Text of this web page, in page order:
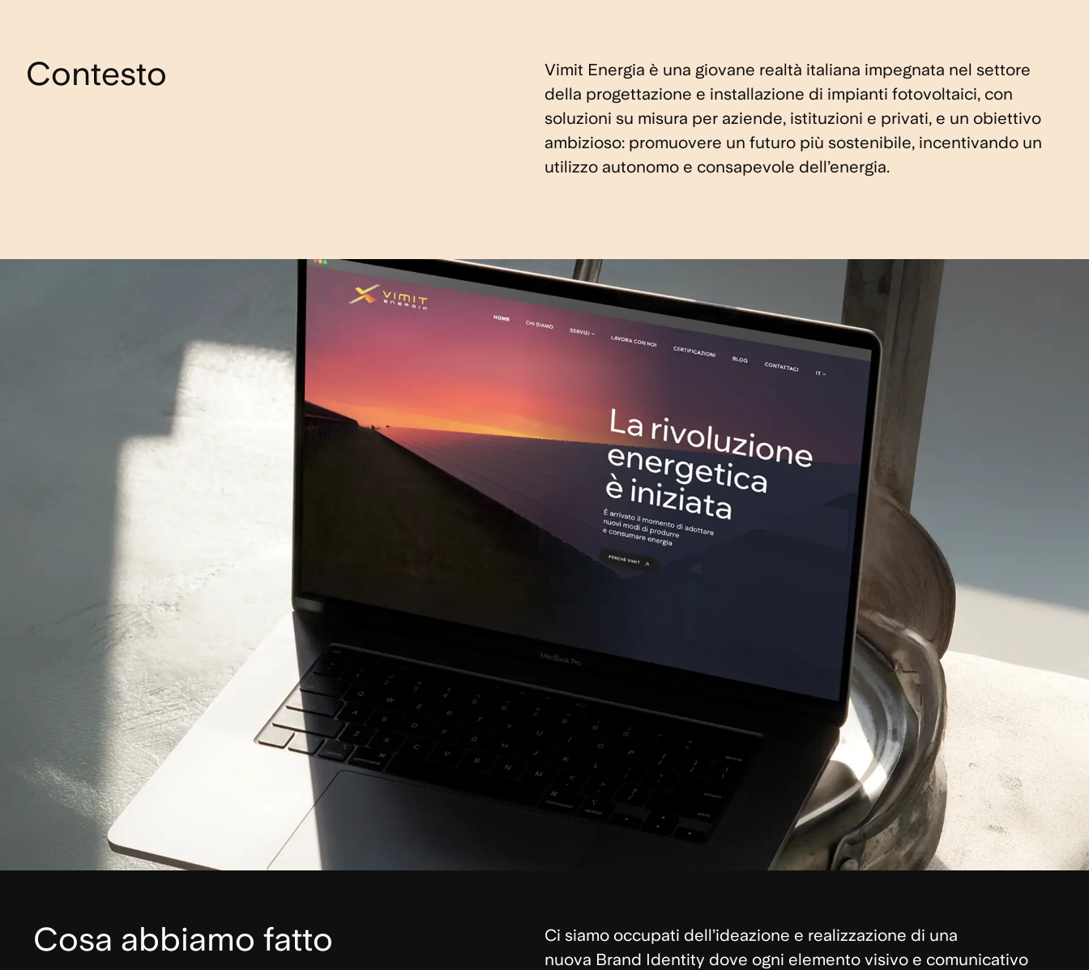
Contesto
Vimit Energia è una giovane realtà italiana impegnata nel settore
della progettazione e installazione di impianti fotovoltaici, con
soluzioni su misura per aziende, istituzioni e privati, e un obiettivo
ambizioso: promuovere un futuro più sostenibile, incentivando un
utilizzo autonomo e consapevole dell’energia.
Cosa abbiamo fatto
Ci siamo occupati dell’ideazione e realizzazione di una
nuova Brand Identity dove ogni elemento visivo e comunicativo